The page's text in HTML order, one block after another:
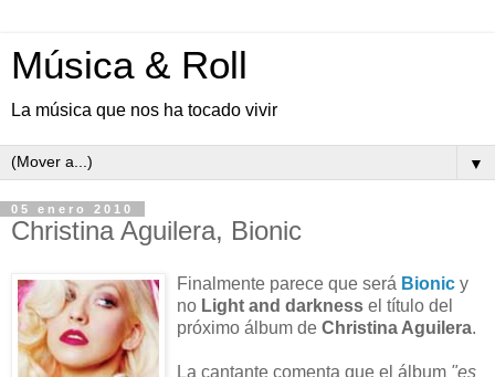
Música & Roll
La música que nos ha tocado vivir
▼
05 enero 2010
Christina Aguilera, Bionic
Finalmente parece que será Bionic y
no Light and darkness el título del
próximo álbum de Christina Aguilera.
La cantante comenta que el álbum "es